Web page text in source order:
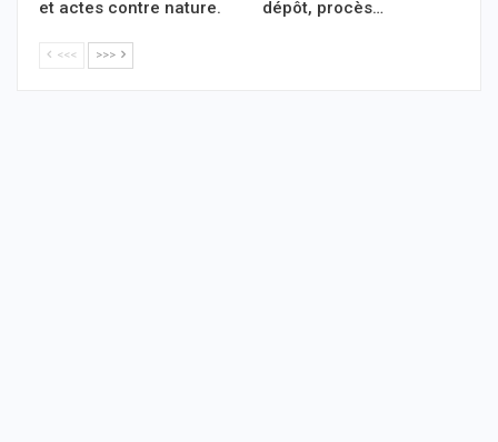
et actes contre nature.
dépôt, procès…
<<< >>>